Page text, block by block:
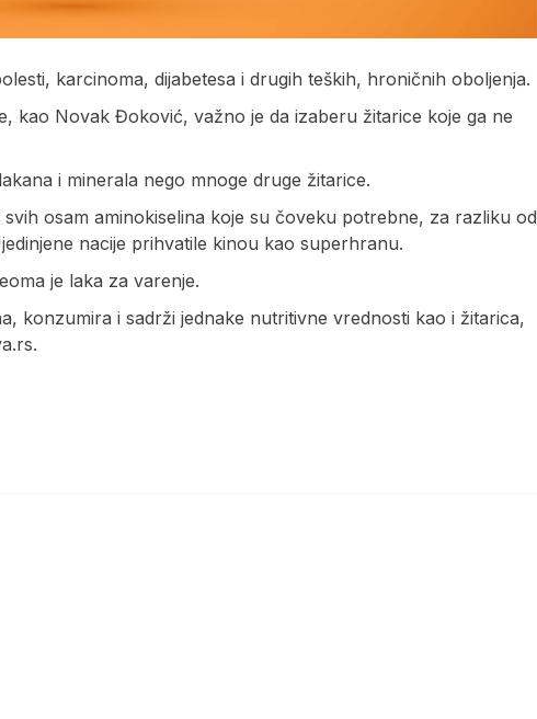
karcinoma, dijabetesa i drugih teških, hroničnih oboljenja.
kao Novak Đoković, važno je da izaberu žitarice koje ga ne
i minerala nego mnoge druge žitarice.
osam aminokiselina koje su čoveku potrebne, za razliku od
nacije prihvatile kinou kao superhranu.
je laka za varenje.
konzumira i sadrži jednake nutritivne vrednosti kao i žitarica,